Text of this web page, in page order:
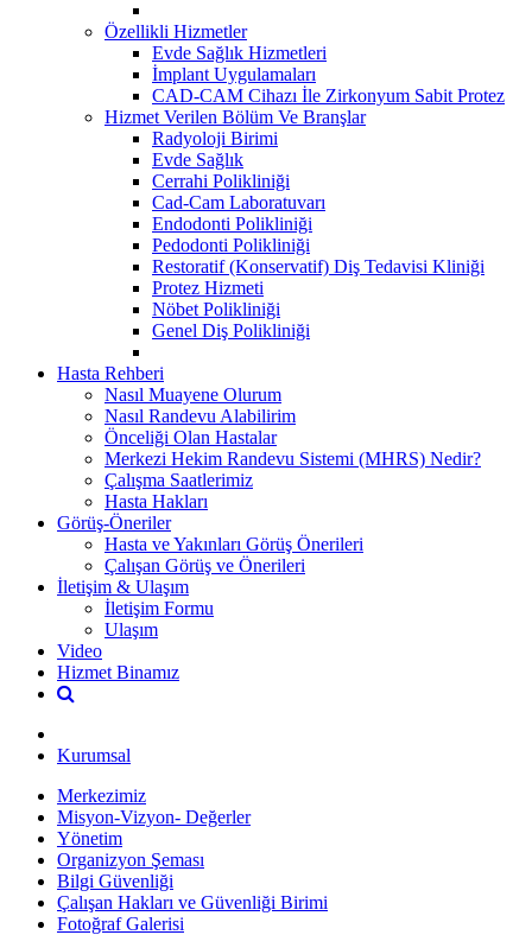
Özellikli Hizmetler
Evde Sağlık Hizmetleri
İmplant Uygulamaları
CAD-CAM Cihazı İle Zirkonyum Sabit Protez
Hizmet Verilen Bölüm Ve Branşlar
Radyoloji Birimi
Evde Sağlık
Cerrahi Polikliniği
Cad-Cam Laboratuvarı
Endodonti Polikliniği
Pedodonti Polikliniği
Restoratif (Konservatif) Diş Tedavisi Kliniği
Protez Hizmeti
Nöbet Polikliniği
Genel Diş Polikliniği
Hasta Rehberi
Nasıl Muayene Olurum
Nasıl Randevu Alabilirim
Önceliği Olan Hastalar
Merkezi Hekim Randevu Sistemi (MHRS) Nedir?
Çalışma Saatlerimiz
Hasta Hakları
Görüş-Öneriler
Hasta ve Yakınları Görüş Önerileri
Çalışan Görüş ve Önerileri
İletişim & Ulaşım
İletişim Formu
Ulaşım
Video
Hizmet Binamız
Kurumsal
Merkezimiz
Misyon-Vizyon- Değerler
Yönetim
Organizyon Şeması
Bilgi Güvenliği
Çalışan Hakları ve Güvenliği Birimi
Fotoğraf Galerisi